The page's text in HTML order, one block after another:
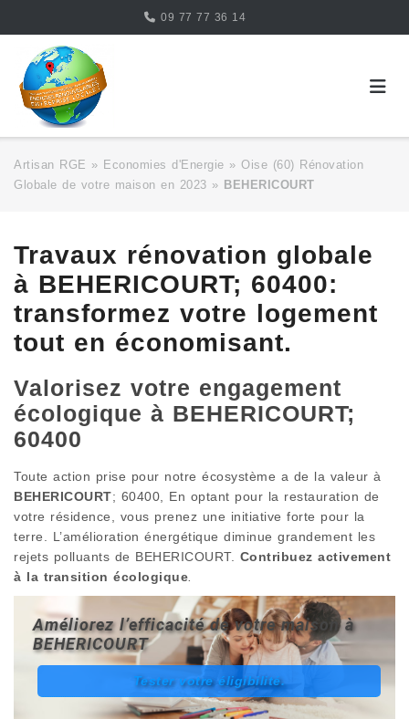
content
09 77 77 36 14
Artisan RGE » Economies d'Energie » Oise (60) Rénovation
Globale de votre maison en 2023 » BEHERICOURT
Travaux rénovation globale
à BEHERICOURT; 60400:
transformez votre logement
tout en économisant.
Valorisez votre engagement
écologique à BEHERICOURT;
60400
Toute action prise pour notre écosystème a de la valeur à
BEHERICOURT; 60400, En optant pour la restauration de
votre résidence, vous prenez une initiative forte pour la
terre. L’amélioration énergétique diminue grandement les
rejets polluants de BEHERICOURT. Contribuez activement
à la transition écologique
Améliorez l’efficacité de votre maison à
BEHERICOURT
Tester votre éligibilité.